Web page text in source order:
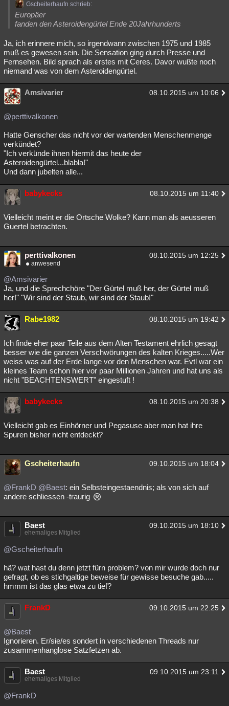
Gscheiterhaufn schrieb:
Europäer
fanden den Asteroidengürtel Ende 20Jahrhunderts
Ja, ich erinnere mich, so irgendwann zwischen 1975 und 1985
muß es gewesen sein. Die Sensation ging durch Presse und
Fernsehen. Bild sprach als erstes mit Ceres. Davor wußte noch
niemand was von dem Asteroidengürtel.
Amsivarier 08.10.2015 um 10:06
@perttivalkonen
Hatte Genscher das nicht vor der wartenden Menschenmenge
verkündet?
"Ich verkünde ihnen hiermit das heute der
Asteroidengürtel...blabla!"
Und dann jubelten alle...
babykecks 08.10.2015 um 11:40
Vielleicht meint er die Ortsche Wolke? Kann man als aeusseren
Guertel betrachten.
perttivalkonen 08.10.2015 um 12:25
anwesend
@Amsivarier
Ja, und die Sprechchöre "Der Gürtel muß her, der Gürtel muß
her!" "Wir sind der Staub, wir sind der Staub!"
Rabe1982 08.10.2015 um 19:42
Ich finde eher paar Teile aus dem Alten Testament ehrlich gesagt
besser wie die ganzen Verschwörungen des kalten Krieges.....Wer
weiss was auf der Erde lange vor den Menschen war. Evtl war ein
kleines Team schon hier vor paar Millionen Jahren und hat uns als
nicht "BEACHTENSWERT" eingestuft !
babykecks 08.10.2015 um 20:38
Vielleicht gab es Einhörner und Pegasuse aber man hat ihre
Spuren bisher nicht entdeckt?
Gscheiterhaufn 09.10.2015 um 18:04
@FrankD @Baest: ein Selbsteingestaendnis; als von sich auf
andere schliessen -traurig
Baest 09.10.2015 um 18:10
ehemaliges Mitglied
@Gscheiterhaufn
hä? wat hast du denn jetzt fürn problem? von mir wurde doch nur
gefragt, ob es stichgaltige beweise für gewisse besuche gab.....
hmmm ist das glas etwa zu tief?
FrankD 09.10.2015 um 22:25
@Baest
Ignorieren. Er/sie/es sondert in verschiedenen Threads nur
zusammenhanglose Satzfetzen ab.
Baest 09.10.2015 um 23:11
ehemaliges Mitglied
@FrankD